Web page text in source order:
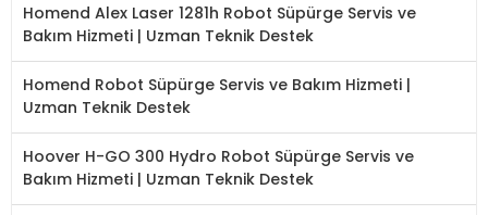
Homend Alex Laser 1281h Robot Süpürge Servis ve
Bakım Hizmeti | Uzman Teknik Destek
Homend Robot Süpürge Servis ve Bakım Hizmeti |
Uzman Teknik Destek
Hoover H-GO 300 Hydro Robot Süpürge Servis ve
Bakım Hizmeti | Uzman Teknik Destek